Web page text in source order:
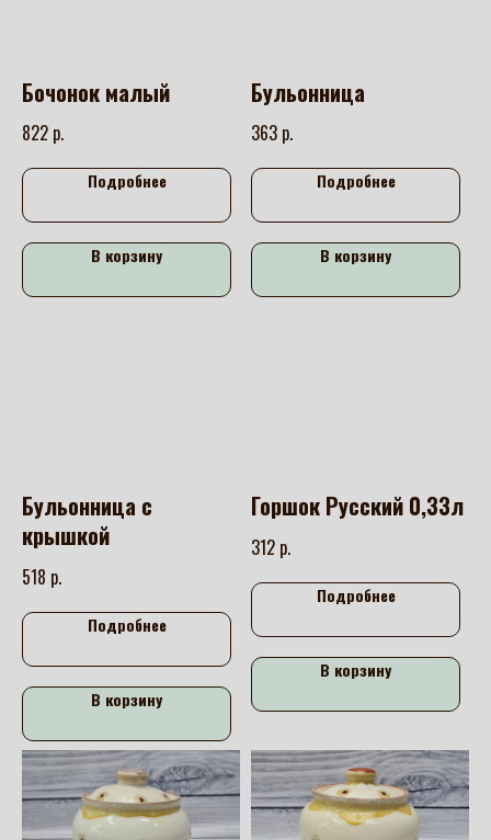
Бочонок малый
822 р.
Подробнее
В корзину
Бульонница
363 р.
Подробнее
В корзину
Бульонница с
крышкой
518 р.
Подробнее
В корзину
Горшок Русский 0,33л
312 р.
Подробнее
В корзину